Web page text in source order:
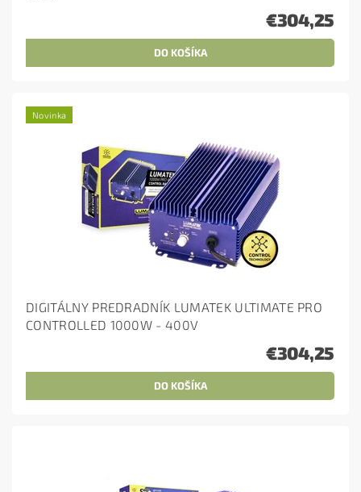
€304,25
Novinka
DIGITÁLNY PREDRADNÍK LUMATEK ULTIMATE PRO
CONTROLLED 1000W - 400V
€304,25